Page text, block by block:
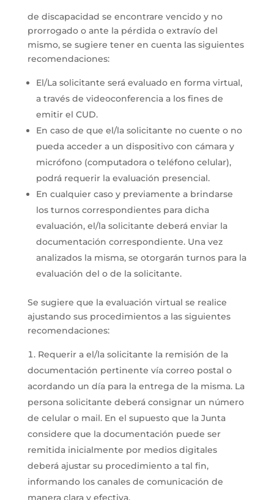
de discapacidad se encontrare vencido y no
prorrogado o ante la pérdida o extravío del
mismo, se sugiere tener en cuenta las siguientes
recomendaciones:
El/La solicitante será evaluado en forma virtual,
a través de videoconferencia a los fines de
emitir el CUD.
En caso de que el/la solicitante no cuente o no
pueda acceder a un dispositivo con cámara y
micrófono (computadora o teléfono celular),
podrá requerir la evaluación presencial.
En cualquier caso y previamente a brindarse
los turnos correspondientes para dicha
evaluación, el/la solicitante deberá enviar la
documentación correspondiente. Una vez
analizados la misma, se otorgarán turnos para la
evaluación del o de la solicitante.
Se sugiere que la evaluación virtual se realice
ajustando sus procedimientos a las siguientes
recomendaciones:
Requerir a el/la solicitante la remisión de la
documentación pertinente vía correo postal o
acordando un día para la entrega de la misma. La
persona solicitante deberá consignar un número
de celular o mail. En el supuesto que la Junta
considere que la documentación puede ser
remitida inicialmente por medios digitales
deberá ajustar su procedimiento a tal fin,
informando los canales de comunicación de
manera clara y efectiva.